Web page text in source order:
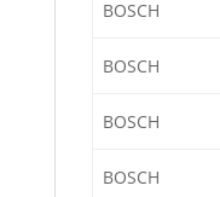
BOSCH
BOSCH
BOSCH
BOSCH